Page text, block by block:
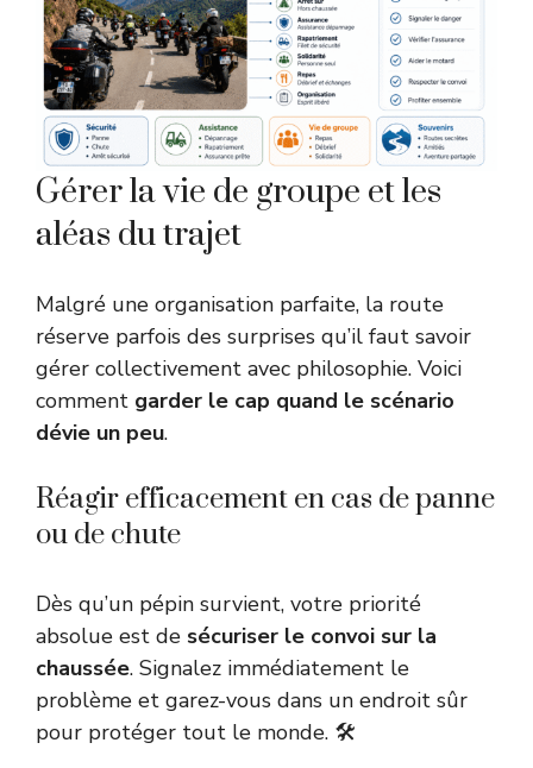
Gérer la vie de groupe et les
aléas du trajet
Malgré une organisation parfaite, la route
réserve parfois des surprises qu’il faut savoir
gérer collectivement avec philosophie. Voici
comment garder le cap quand le scénario
dévie un peu.
Réagir efficacement en cas de panne
ou de chute
Dès qu’un pépin survient, votre priorité
absolue est de sécuriser le convoi sur la
chaussée. Signalez immédiatement le
problème et garez-vous dans un endroit sûr
pour protéger tout le monde. 🛠️